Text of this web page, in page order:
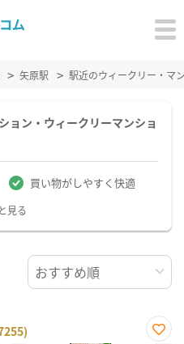
矢原駅 駅近のウィークリー・マ
ョン・ウィークリーマンショ
買い物がしやすく快適
見る